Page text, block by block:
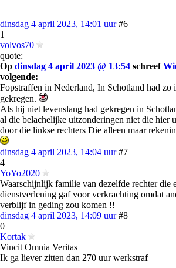
dinsdag 4 april 2023, 14:01 uur #6
1
volvos70
quote:
Op dinsdag 4 april 2023 @ 13:54 schreef
volgende:
Fopstraffen in Nederland, In Schotland had zo
gekregen.
Als hij niet levenslang had gekregen in
al die belachelijke uitzonderingen niet die hier
door die linkse rechters Die alleen maar
dinsdag 4 april 2023, 14:04 uur #7
4
YoYo2020
Waarschijnlijk familie van dezelfde rechter die
dienstverlening gaf voor verkrachting omdat
verblijf in geding zou komen !!
dinsdag 4 april 2023, 14:09 uur #8
0
Kortak
Vincit Omnia Veritas
Ik ga liever zitten dan 270 uur werkstraf